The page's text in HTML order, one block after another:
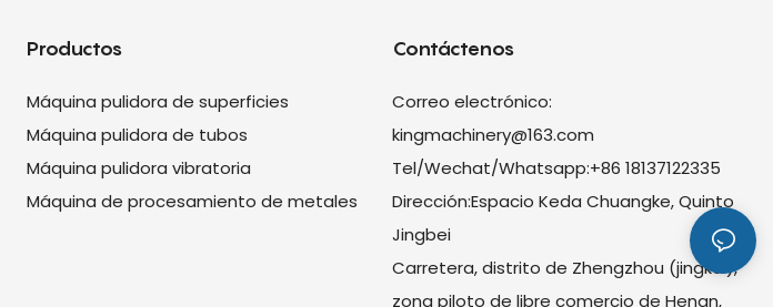
Productos
Máquina pulidora de superficies
Máquina pulidora de tubos
Máquina pulidora vibratoria
Máquina de procesamiento de metales
Contáctenos
Correo electrónico:
kingmachinery@163.com
Tel/Wechat/Whatsapp:+86 18137122335
Dirección:Espacio Keda Chuangke, Quinto
Jingbei
Carretera, distrito de Zhengzhou (jingkai),
zona piloto de libre comercio de Henan,